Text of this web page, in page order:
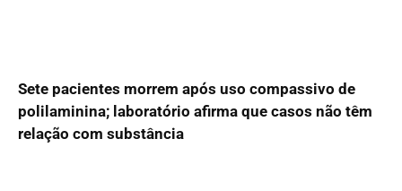
Sete pacientes morrem após uso compassivo de
polilaminina; laboratório afirma que casos não têm
relação com substância